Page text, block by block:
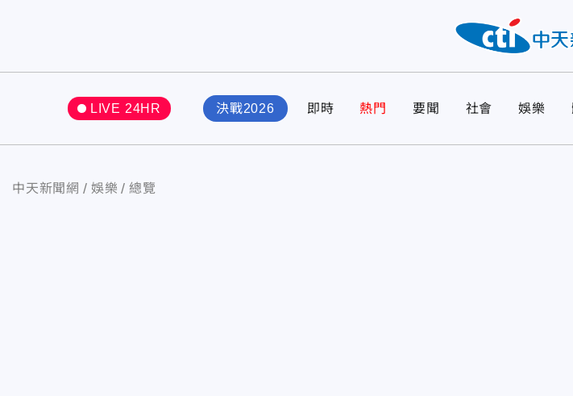
LIVE 24HR 決戰2026 即時 熱門 要聞 社會 娛樂
中天新聞網 娛樂 總覽